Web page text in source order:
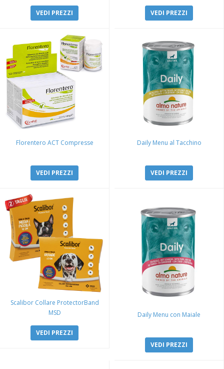
VEDI PREZZI VEDI PREZZI
Florentero ACT Compresse
VEDI PREZZI
Daily Menu al Tacchino
VEDI PREZZI
Scalibor Collare ProtectorBand
MSD
VEDI PREZZI
Daily Menu con Maiale
VEDI PREZZI